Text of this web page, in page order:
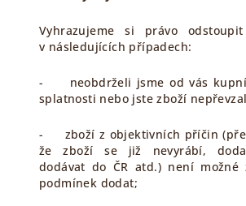
Vyhrazujeme si právo
v následujících případech:
- neobdrželi jsme od vás kupní
splatnosti nebo jste zboží
- zboží z objektivních příčin
že zboží se již nevyrábí,
dodávat do ČR atd.) není možné
podmínek dodat;